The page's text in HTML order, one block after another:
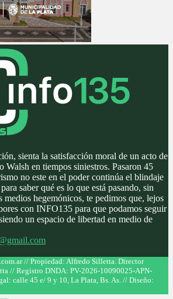
sienta la satisfacción moral de un acto de
Walsh en tiempos siniestros. Pasaron 45
no este en el poder continúa el blindaje
saber qué es lo que está pasando, sin
medios hegemónicos, te pedimos que, lejos
con INFO135 para que podamos seguir
un espacio de libertad en medio de
// Propiedad: Alfredo Silletta. Director
// Registro DNDA: PV-2026-10090025-APN-
calle 45 e/ 9 y 10, La Plata, Bs. As. // Diseño: